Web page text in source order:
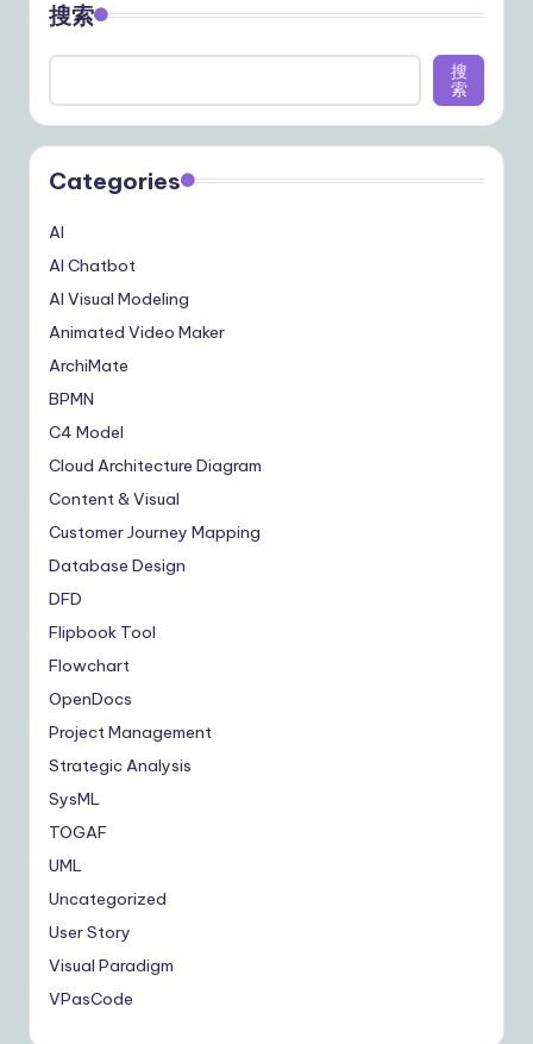
搜索
搜
索
Categories
AI
AI Chatbot
AI Visual Modeling
Animated Video Maker
ArchiMate
BPMN
C4 Model
Cloud Architecture Diagram
Content & Visual
Customer Journey Mapping
Database Design
DFD
Flipbook Tool
Flowchart
OpenDocs
Project Management
Strategic Analysis
SysML
TOGAF
UML
Uncategorized
User Story
Visual Paradigm
VPasCode